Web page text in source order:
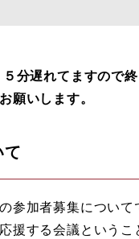
分遅れてますので
願いします。
参加者募集について
援する会議という